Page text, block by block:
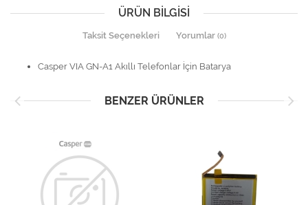
ÜRÜN BILGISI
Taksit Seçenekleri Yorumlar (0)
Casper VIA GN-A1 Akıllı Telefonlar İçin Batarya
BENZER ÜRÜNLER